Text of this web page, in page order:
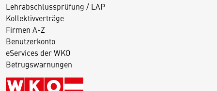
Lehrabschlussprüfung / LAP
Kollektivverträge
Firmen A-Z
Benutzerkonto
eServices der WKO
Betrugswarnungen